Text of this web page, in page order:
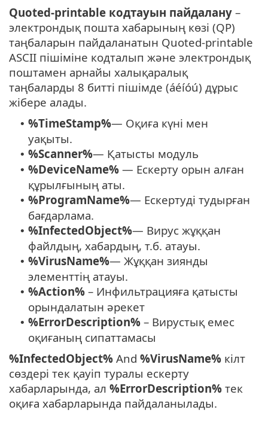
Quoted-printable кодтауын пайдалану –
электрондық пошта хабарының көзі (QP)
таңбаларын пайдаланатын Quoted-printable
ASCII пішіміне кодталып және электрондық
поштамен арнайы халықаралық
таңбаларды 8 битті пішімде (áéíóú) дұрыс
жібере алады.
• %TimeStamp%— Оқиға күні мен
уақыты.
• %Scanner%— Қатысты модуль
• %DeviceName% — Ескерту орын алған
құрылғының аты.
• %ProgramName%— Ескертуді тудырған
бағдарлама.
• %InfectedObject%— Вирус жұққан
файлдың, хабардың, т.б. атауы.
• %VirusName%— Жұққан зиянды
элементтің атауы.
• %Action% – Инфильтрацияға қатысты
орындалатын әрекет
• %ErrorDescription% – Вирустық емес
оқиғаның сипаттамасы
%InfectedObject% And %VirusName% кілт
сөздері тек қауіп туралы ескерту
хабарларында, ал %ErrorDescription% тек
оқиға хабарларында пайдаланылады.